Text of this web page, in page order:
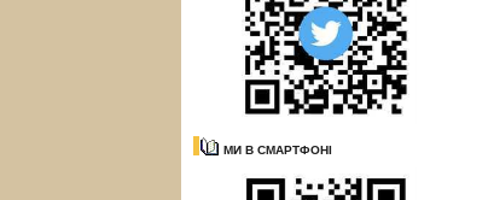
МИ В СМАРТФОНІ